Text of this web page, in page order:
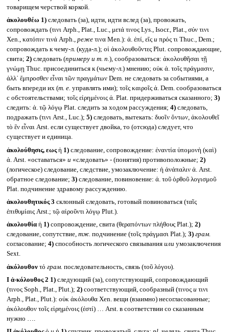
товарищем черствой коркой.
ἀκολουθέω 1)следовать (за), идти, идти вслед (за), провожать,
сопровождать (τινι Arph., Plat., Luc., μετά τινος Lys., Isocr., Plat., σύν τινι
Xen., κατόπιν τινά Arph., режеτινα Men.): ἀ. ἐπί, εἴς и πρός τι Thuc., Dem.;
сопровождать к чему-л. (куда-л.); οἱ ἀκολουθοῦντες Plut. сопровождающие,
свита; 2)следовать (примеру и т. п.),сообразоваться: ἀκολουθῆσαι τῇ
γνώμῃ Thuc. присоединиться к (чьему-л.) мнению; οὐκ ἀ. τοῖς πράγμασιν,
ἀλλ᾽ ἔμπροσθεν εἶναι τῶν πραγμάτων Dem. не следовать за событиями, а
быть впереди их (т. е. управлять ими); τοῖς καιροῖς ἀ. Dem. сообразоваться
с обстоятельствами; τοῖς εἰρημένοις ἀ. Plat. придерживаться сказанного; 3)
следить: ἀ. τῷ λόγῳ Plat. следить за ходом рассуждения; 4)следовать,
подражать (τινι Arst., Luc.); 5)следовать, вытекать: δυοῖν ὄντων, ἀκολουθεῖ
τὸ ἓν εἶναι Arst. если существует двойка, то (отсюда) следует, что
существует и единица.
ἀκολούθησις, εωςἡ 1)следование, сопровождение: ἐναντία ὑπομονὴ (καὶ)
ἀ. Arst. «оставаться» и «следовать» - (понятия) противоположные; 2)
(логическое) следование, следствие, умозаключение: ἡ ἀνάπαλιν ἀ. Arst.
обратное следование; 3)следование, повиновение: ἀ. τοῦ ὀρθοῦ λογισμοῦ
Plat. подчинение здравому рассуждению.
ἀκολουθητικός 3 склонный следовать, готовый повиноваться (ταῖς
ἐπιθυμίαις Arst.; τῷ αἱροῦντι λόγῳ Plut.).
ἀκολουθία ἡ 1)сопровождение, свита (θεραπόντων πλήθους Plat.); 2)
следование, сопутствие, тж. подчинение (τοῖς πράγμασι Plat.); 3) грам.
согласование; 4)способность логического связывания или умозаключения
Sext.
ἀκόλουθον τό грам. последовательность, связь (τοῦ λόγου).
I ἀ-κόλουθος 2 1)следующий (за), сопутствующий, сопровождающий
(τινος Soph., Plat., Plut.); 2)соответствующий, сообразный (τινος и τινι
Arph., Plat., Plut.): οὐκ ἀκόλουθα Xen. вещи (взаимно) несогласованные;
ἀκόλουθον τοῖς εἰρημένοις (ἐστί) … Arst. в соответствии со сказанным
нужно ….